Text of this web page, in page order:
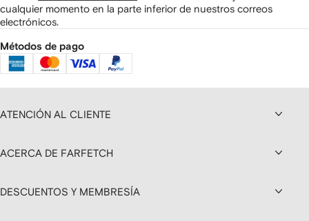
cualquier momento en la parte inferior de nuestros correos
electrónicos.
Métodos de pago
ATENCIÓN AL CLIENTE
ACERCA DE FARFETCH
DESCUENTOS Y MEMBRESÍA